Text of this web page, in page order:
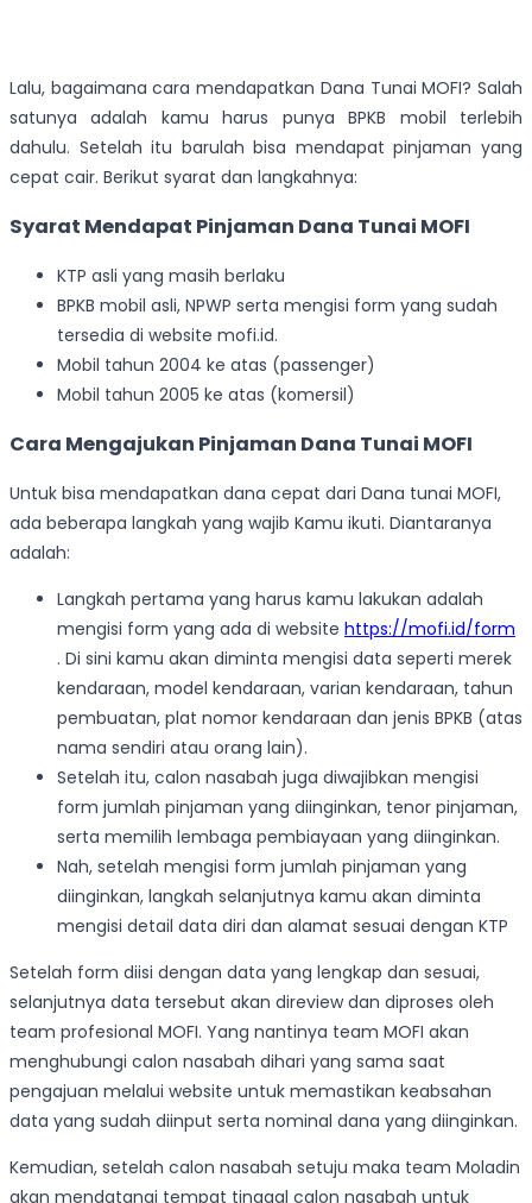
Lalu, bagaimana cara mendapatkan Dana Tunai MOFI? Salah
satunya adalah kamu harus punya BPKB mobil terlebih
dahulu. Setelah itu barulah bisa mendapat pinjaman yang
cepat cair. Berikut syarat dan langkahnya:
Syarat Mendapat Pinjaman Dana Tunai MOFI
KTP asli yang masih berlaku
BPKB mobil asli, NPWP serta mengisi form yang sudah
tersedia di website mofi.id.
Mobil tahun 2004 ke atas (passenger)
Mobil tahun 2005 ke atas (komersil)
Cara Mengajukan Pinjaman Dana Tunai MOFI
Untuk bisa mendapatkan dana cepat dari Dana tunai MOFI,
ada beberapa langkah yang wajib Kamu ikuti. Diantaranya
adalah:
Langkah pertama yang harus kamu lakukan adalah
mengisi form yang ada di website https://mofi.id/form
. Di sini kamu akan diminta mengisi data seperti merek
kendaraan, model kendaraan, varian kendaraan, tahun
pembuatan, plat nomor kendaraan dan jenis BPKB (atas
nama sendiri atau orang lain).
Setelah itu, calon nasabah juga diwajibkan mengisi
form jumlah pinjaman yang diinginkan, tenor pinjaman,
serta memilih lembaga pembiayaan yang diinginkan.
Nah, setelah mengisi form jumlah pinjaman yang
diinginkan, langkah selanjutnya kamu akan diminta
mengisi detail data diri dan alamat sesuai dengan KTP
Setelah form diisi dengan data yang lengkap dan sesuai,
selanjutnya data tersebut akan direview dan diproses oleh
team profesional MOFI. Yang nantinya team MOFI akan
menghubungi calon nasabah dihari yang sama saat
pengajuan melalui website untuk memastikan keabsahan
data yang sudah diinput serta nominal dana yang diinginkan.
Kemudian, setelah calon nasabah setuju maka team Moladin
akan mendatangi tempat tinggal calon nasabah untuk